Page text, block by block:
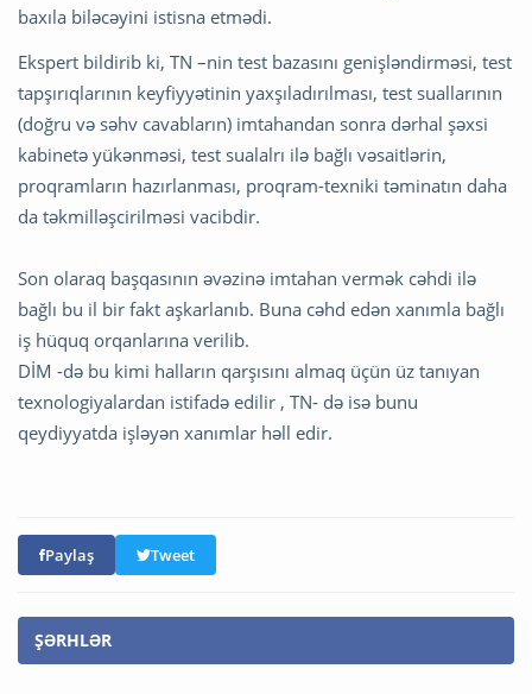
baxıla biləcəyini istisna etmədi.
Ekspert bildirib ki, TN –nin test bazasını genişləndirməsi, test
tapşırıqlarının keyfiyyətinin yaxşıladırılması, test suallarının
(doğru və səhv cavabların) imtahandan sonra dərhal şəxsi
kabinetə yükənməsi, test sualalrı ilə bağlı vəsaitlərin,
proqramların hazırlanması, proqram-texniki təminatın daha
da təkmilləşcirilməsi vacibdir.
Son olaraq başqasının əvəzinə imtahan vermək cəhdi ilə
bağlı bu il bir fakt aşkarlanıb. Buna cəhd edən xanımla bağlı
iş hüquq orqanlarına verilib.
DİM -də bu kimi halların qarşısını almaq üçün üz tanıyan
texnologiyalardan istifadə edilir , TN- də isə bunu
qeydiyyatda işləyən xanımlar həll edir.
Paylaş Tweet
ŞƏRHLƏR